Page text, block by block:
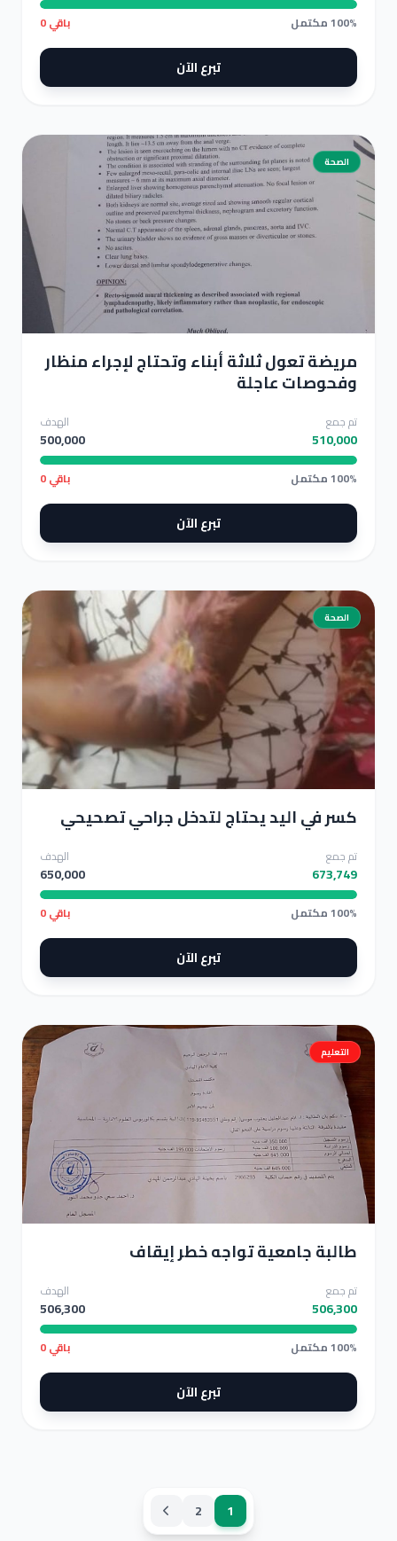
100% مكتمل باقي 0
تبرع الآن
الصحة
مريضة تعول ثلاثة أبناء وتحتاج لإجراء منظار
وفحوصات عاجلة
تم جمع
510,000
الهدف
500,000
100% مكتمل باقي 0
تبرع الآن
الصحة
كسر في اليد يحتاج لتدخل جراحي تصحيحي
تم جمع
673,749
الهدف
650,000
100% مكتمل باقي 0
تبرع الآن
التعليم
طالبة جامعية تواجه خطر إيقاف
تم جمع
506,300
الهدف
506,300
100% مكتمل باقي 0
تبرع الآن
1
2